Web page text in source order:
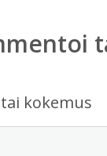
kokemus